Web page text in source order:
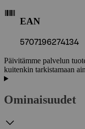
EAN
5707196274134
Päivitämme palvelun
kuitenkin tarkistamaan
Ominaisuudet